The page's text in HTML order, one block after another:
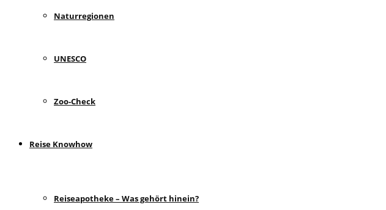
Naturregionen
UNESCO
Zoo-Check
Reise Knowhow
Reiseapotheke – Was gehört hinein?